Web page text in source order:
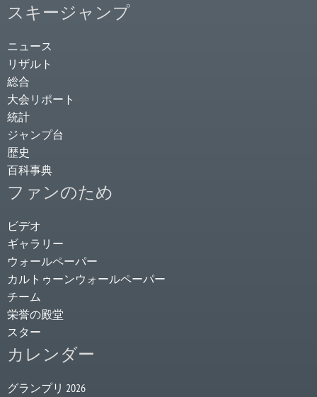
スキージャンプ
ニュース
リザルト
総合
大会リポート
統計
ジャンプ台
歴史
百科事典
ファンのため
ビデオ
ギャラリー
ウォールペーパー
カルトゥーンウォールペーパー
チーム
栄誉の殿堂
スター
カレンダー
グランプリ 2026